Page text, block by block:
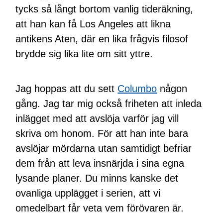
tycks så långt bortom vanlig tideräkning,
att han kan få Los Angeles att likna
antikens Aten, där en lika frågvis filosof
brydde sig lika lite om sitt yttre.
Jag hoppas att du sett Columbo någon
gång. Jag tar mig också friheten att inleda
inlägget med att avslöja varför jag vill
skriva om honom. För att han inte bara
avslöjar mördarna utan samtidigt befriar
dem från att leva insnärjda i sina egna
lysande planer. Du minns kanske det
ovanliga upplägget i serien, att vi
omedelbart får veta vem förövaren är.